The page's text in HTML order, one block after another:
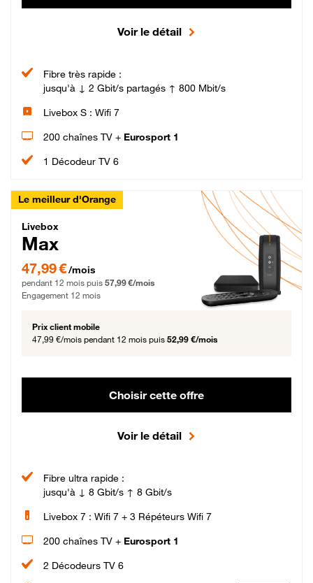
Voir le détail
Fibre très rapide :
jusqu'à ↓ 2 Gbit/s partagés ↑ 800 Mbit/s
Livebox S : Wifi 7
200 chaînes TV + Eurosport 1
1 Décodeur TV 6
Le meilleur d'Orange
Livebox Max Fibre
Livebox
Max
47,99 € par mois pendant 12 mois puis 57,99 € par mois, Engagement 12 mois
47,99 €/mois
pendant 12 mois puis 57,99 €/mois
Engagement 12 mois
Prix client mobile
47,99 €/mois pendant 12 mois puis 52,99 €/mois
Choisir cette offre
Voir le détail
Fibre ultra rapide :
jusqu'à ↓ 8 Gbit/s ↑ 8 Gbit/s
Livebox 7 : Wifi 7 + 3 Répéteurs Wifi 7
200 chaînes TV + Eurosport 1
2 Décodeurs TV 6